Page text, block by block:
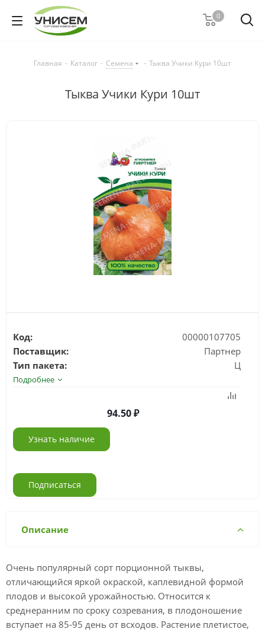
0
Главная - Каталог - Семена - Тыква Учики Кури 10шт
Тыква Учики Кури 10шт
Код:
00000107705
Поставщик:
Партнер
Тип пакета:
Ц
Подробнее
94.50
Узнать наличие
Подписаться
Описание
Очень популярный сорт порционной тыквы,
отличающийся яркой окраской, каплевидной формой
плодов и высокой урожайностью. Относится к
среднеранним по сроку созревания, в плодоношение
вступает на 85-95 день от всходов. Растение плетистое,